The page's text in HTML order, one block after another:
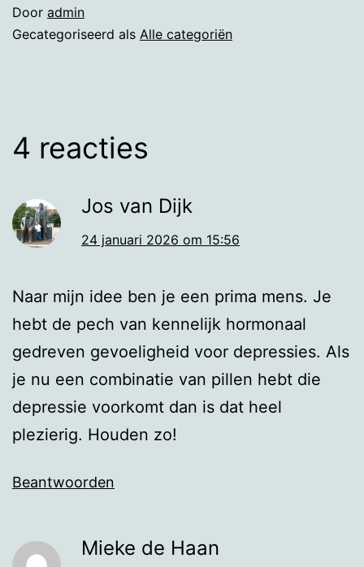
Door admin
Gecategoriseerd als Alle categoriën
4 reacties
Jos van Dijk
24 januari 2026 om 15:56
Naar mijn idee ben je een prima mens. Je
hebt de pech van kennelijk hormonaal
gedreven gevoeligheid voor depressies. Als
je nu een combinatie van pillen hebt die
depressie voorkomt dan is dat heel
plezierig. Houden zo!
Beantwoorden
Mieke de Haan